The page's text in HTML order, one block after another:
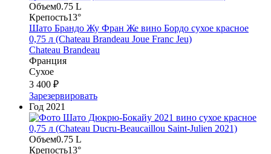
Объем0.75 L
Крепость13°
Шато Брандо Жу Фран Же вино Бордо сухое красное
0,75 л (Chateau Brandeau Joue Franc Jeu)
Chateau Brandeau
Франция
Сухое
3 400 ₽
Зарезервировать
Год 2021
Объем0.75 L
Крепость13°